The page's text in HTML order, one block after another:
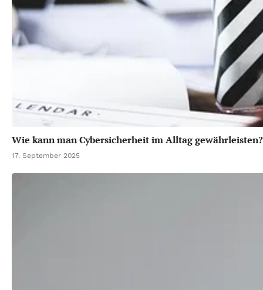
Wie kann man Cybersicherheit im Alltag gewährleisten?
17. September 2025